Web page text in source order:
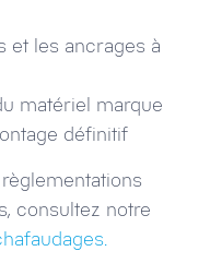
et les ancrages à
matériel marque
définitif
consultez notre